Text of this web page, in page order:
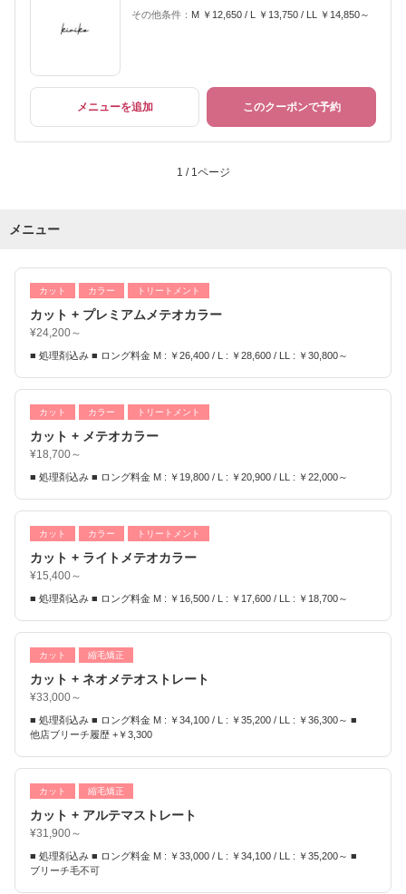
その他条件： M ￥12,650 / L ￥13,750 / LL ￥14,850～
メニューを追加 このクーポンで予約
1 / 1ページ
メニュー
カット カラー トリートメント
カット + プレミアムメテオカラー
¥24,200～
■ 処理剤込み ■ ロング料金 M : ￥26,400 / L : ￥28,600 / LL : ￥30,800～
カット カラー トリートメント
カット + メテオカラー
¥18,700～
■ 処理剤込み ■ ロング料金 M : ￥19,800 / L : ￥20,900 / LL : ￥22,000～
カット カラー トリートメント
カット + ライトメテオカラー
¥15,400～
■ 処理剤込み ■ ロング料金 M : ￥16,500 / L : ￥17,600 / LL : ￥18,700～
カット 縮毛矯正
カット + ネオメテオストレート
¥33,000～
■ 処理剤込み ■ ロング料金 M : ￥34,100 / L : ￥35,200 / LL : ￥36,300～ ■
他店ブリーチ履歴 +￥3,300
カット 縮毛矯正
カット + アルテマストレート
¥31,900～
■ 処理剤込み ■ ロング料金 M : ￥33,000 / L : ￥34,100 / LL : ￥35,200～ ■
ブリーチ毛不可